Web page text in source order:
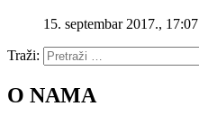
15. septembar 2017., 17:07
Traži:
O NAMA